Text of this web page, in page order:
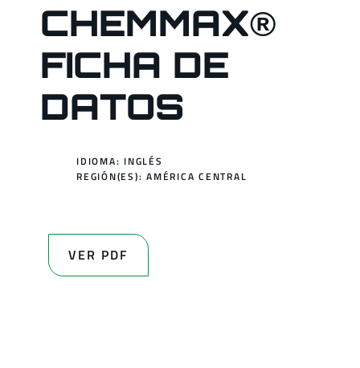
CHEMMAX®
FICHA DE
DATOS
IDIOMA: INGLÉS
REGIÓN(ES):AMÉRICA CENTRAL
VER PDF